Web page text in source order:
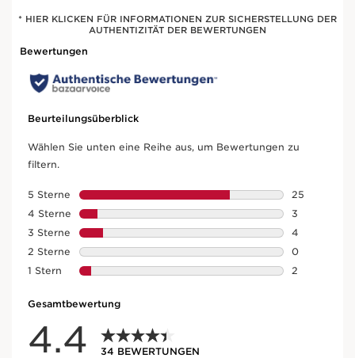
* HIER KLICKEN FÜR INFORMATIONEN ZUR SICHERSTELLUNG DER
AUTHENTIZITÄT DER BEWERTUNGEN